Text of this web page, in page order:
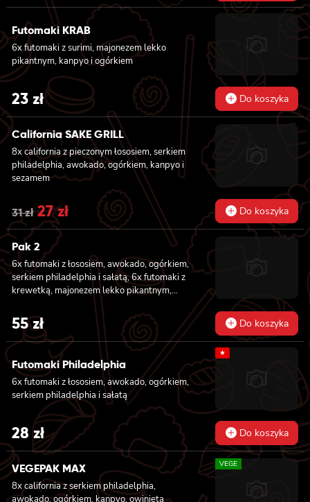
Futomaki KRAB
6x futomaki z surimi, majonezem lekko
pikantnym, kanpyo i ogórkiem
23 zł Do koszyka
California SAKE GRILL
8x california z pieczonym łososiem, serkiem
philadelphia, awokado, ogórkiem, kanpyo i
sezamem
31zł Original
price
was:
31 zł.
27zł Current
price
is:
27 zł.
Do koszyka
Pak 2
6x futomaki z łososiem, awokado, ogórkiem,
serkiem philadelphia i sałatą, 6x futomaki z
krewetką, majonezem lekko pikantnym,
55zł Do koszyka
Futomaki Philadelphia
6x futomaki z łososiem, awokado, ogórkiem,
serkiem philadelphia i sałatą
★
28zł Do koszyka
VEGEPAK MAX
8x california z serkiem philadelphia,
awokado, ogórkiem, kanpyo, owinięta
VEGE